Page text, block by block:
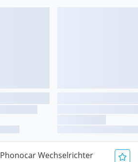
Phonocar Wechselrichter